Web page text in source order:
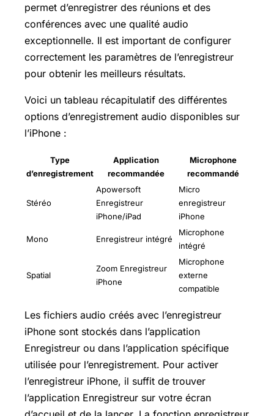
permet d’enregistrer des réunions et des
conférences avec une qualité audio
exceptionnelle. Il est important de configurer
correctement les paramètres de l’enregistreur
pour obtenir les meilleurs résultats.
Voici un tableau récapitulatif des différentes
options d’enregistrement audio disponibles sur
l’iPhone :
Type
d’enregistrement
Application
recommandée
Microphone
recommandé
Stéréo
Apowersoft
Enregistreur
iPhone/iPad
Micro
enregistreur
iPhone
Mono Enregistreur intégré
Microphone
intégré
Spatial
Zoom Enregistreur
iPhone
Microphone
externe
compatible
Les fichiers audio créés avec l’enregistreur
iPhone sont stockés dans l’application
Enregistreur ou dans l’application spécifique
utilisée pour l’enregistrement. Pour activer
l’enregistreur iPhone, il suffit de trouver
l’application Enregistreur sur votre écran